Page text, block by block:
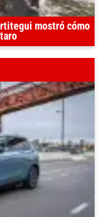
mostró cómo